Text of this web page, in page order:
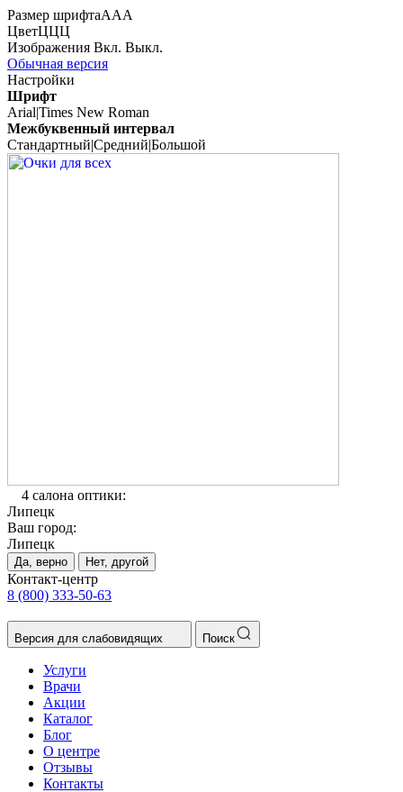
Размер шрифтаААА
ЦветЦЦЦ
Изображения Вкл. Выкл.
Обычная версия
Настройки
Шрифт
Arial|Times New Roman
Межбуквенный интервал
Стандартный|Средний|Большой
4 салона оптики:
Липецк
Ваш город:
Липецк
Да, верно Нет, другой
Контакт-центр
8 (800) 333-50-63
Версия для слабовидящих Поиск
Услуги
Врачи
Акции
Каталог
Блог
О центре
Отзывы
Контакты